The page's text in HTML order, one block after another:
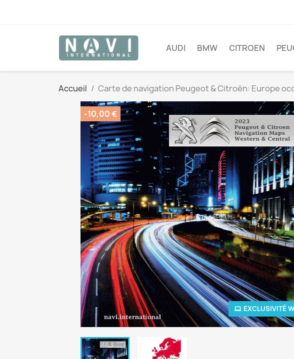
AUDI BMW CITROEN
Accueil Carte de navigation Peugeot & Citroën: Europe
EXCLUSIVITÉ
-10,00 €